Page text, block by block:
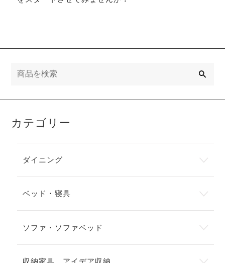
カテゴリー
ダイニング
ベッド・寝具
ソファ・ソファベッド
収納家具 アイデア収納